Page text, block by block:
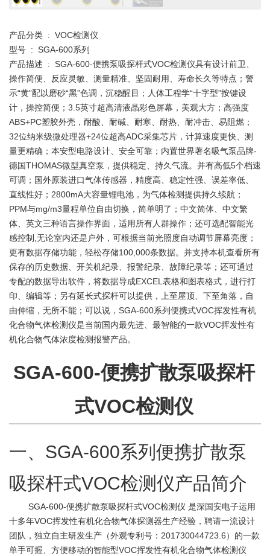
产品分类 : VOC检测仪
型号 : SGA-600系列
产品描述 : SGA-600-便携泵吸探杆式VOC检测仪具有设计前卫、
操作简便、反应灵敏、测量精准、坚固耐用、寿命长久等特点；警
示“黄”配以磨砂“黑”色调，沉稳醒目；人体工程学“十字型”按键设
计，操控简便；3.5英寸超高清液晶彩色屏幕，美观大方；高强度
ABS+PC塑胶外壳，耐酸、耐碱、耐寒、耐热、耐冲击、易阻燃；
32位纳米级微处理器+24位超高ADC采集芯片，计算速度更快、测
量更精确；本安型电路设计、安全可靠；内置世界著名吸气泵品牌-
德国THOMAS微型真空泵，提供稳定、持久气流。并有高低5个档速
可调；国外原装进口气体传感器，精度高、稳定性强、误差率低、
直线性好；2800mA大容量锂电池，为气体检测提供持久续航；
PPM与mg/m3量程单位自由切换，简单明了；中文简体、中文繁
体、英文三种语言操作界面，适用所有人群操作；还可选配智能光
感控制,无论室内还是户外，可根据当前光照度自动调节屏幕亮度；
更有数据存储功能，轻松存储100,000条数据。并支持本机查看所有
保存的历史数据、开关机纪录、报警纪录、故障纪录等；还可通过
专配的数据导出软件，将数据导成EXCEL表格和图表格式，进行打
印、编辑等；另有延长式探杆可以提供，上至屋顶、下至角落，自
由伸缩，无所不能；可以说，SGA-600系列便携式VOC挥发性有机
化合物气体检测仪是当前国内最先进、最智能的一款VOC挥发性有
机化合物气体浓度检测报警产品。
SGA-600-便携扩散泵吸探杆
式VOC检测仪
一、SGA-600系列便携扩散泵
吸探杆式VOC检测仪产品简介
SGA-600-便携扩散泵吸探杆式VOC检测仪 是深国安电子运用
十多年VOC挥发性有机化合物气体探测器生产经验，聘请一流设计
团队，独立自主研发生产（外观专利号：201730044723.6）的一款
单手可握、方便移动的智能型VOC挥发性有机化合物气体检测仪